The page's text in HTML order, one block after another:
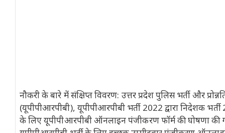
नौकरी के बारे में संक्षिप्त विवरण: उत्तर प्रदेश पुलिस भर्ती और
(यूपीपीआरपीबी), यूपीपीआरपीबी भर्ती 2022 द्वारा निदेशक
के लिए यूपीपीआरपीबी ऑनलाइन पंजीकरण फॉर्म की घोषणा की